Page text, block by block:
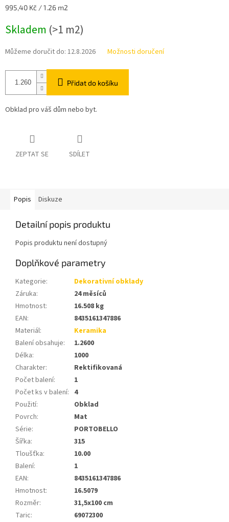
Měrná
995,40 Kč / 1.26 m2
Skladem (>1 m2)
Můžeme doručit do: 12.8.2026 Možnosti doručení
Přidat do košíku
Obklad pro váš dům nebo byt.
ZEPTAT SE SDÍLET
Popis Diskuze
Detailní popis produktu
Popis produktu není dostupný
Doplňkové parametry
Kategorie:
Dekorativní obklady
Záruka:
24 měsíců
Hmotnost:
16.508 kg
EAN:
8435161347886
Materiál:
Keramika
Balení obsahuje:
1.2600
Délka:
1000
Charakter:
Rektifikovaná
Počet balení:
1
Počet ks v balení: 4
Použití:
Obklad
Povrch:
Mat
Série:
PORTOBELLO
Šířka:
315
Tloušťka:
10.00
Balení:
1
EAN:
8435161347886
Hmotnost:
16.5079
Rozměr:
31,5x100 cm
Taric:
69072300